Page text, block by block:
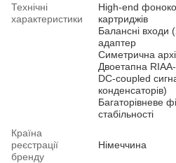
Технічні
характеристики
High-end
картриджів
Балансні входи
адаптер
Симетрична
Двоетапна RIAA-
DC-coupled
конденсаторів)
Багаторівневе
стабільності
Країна
реєстрації
бренду
Німеччина